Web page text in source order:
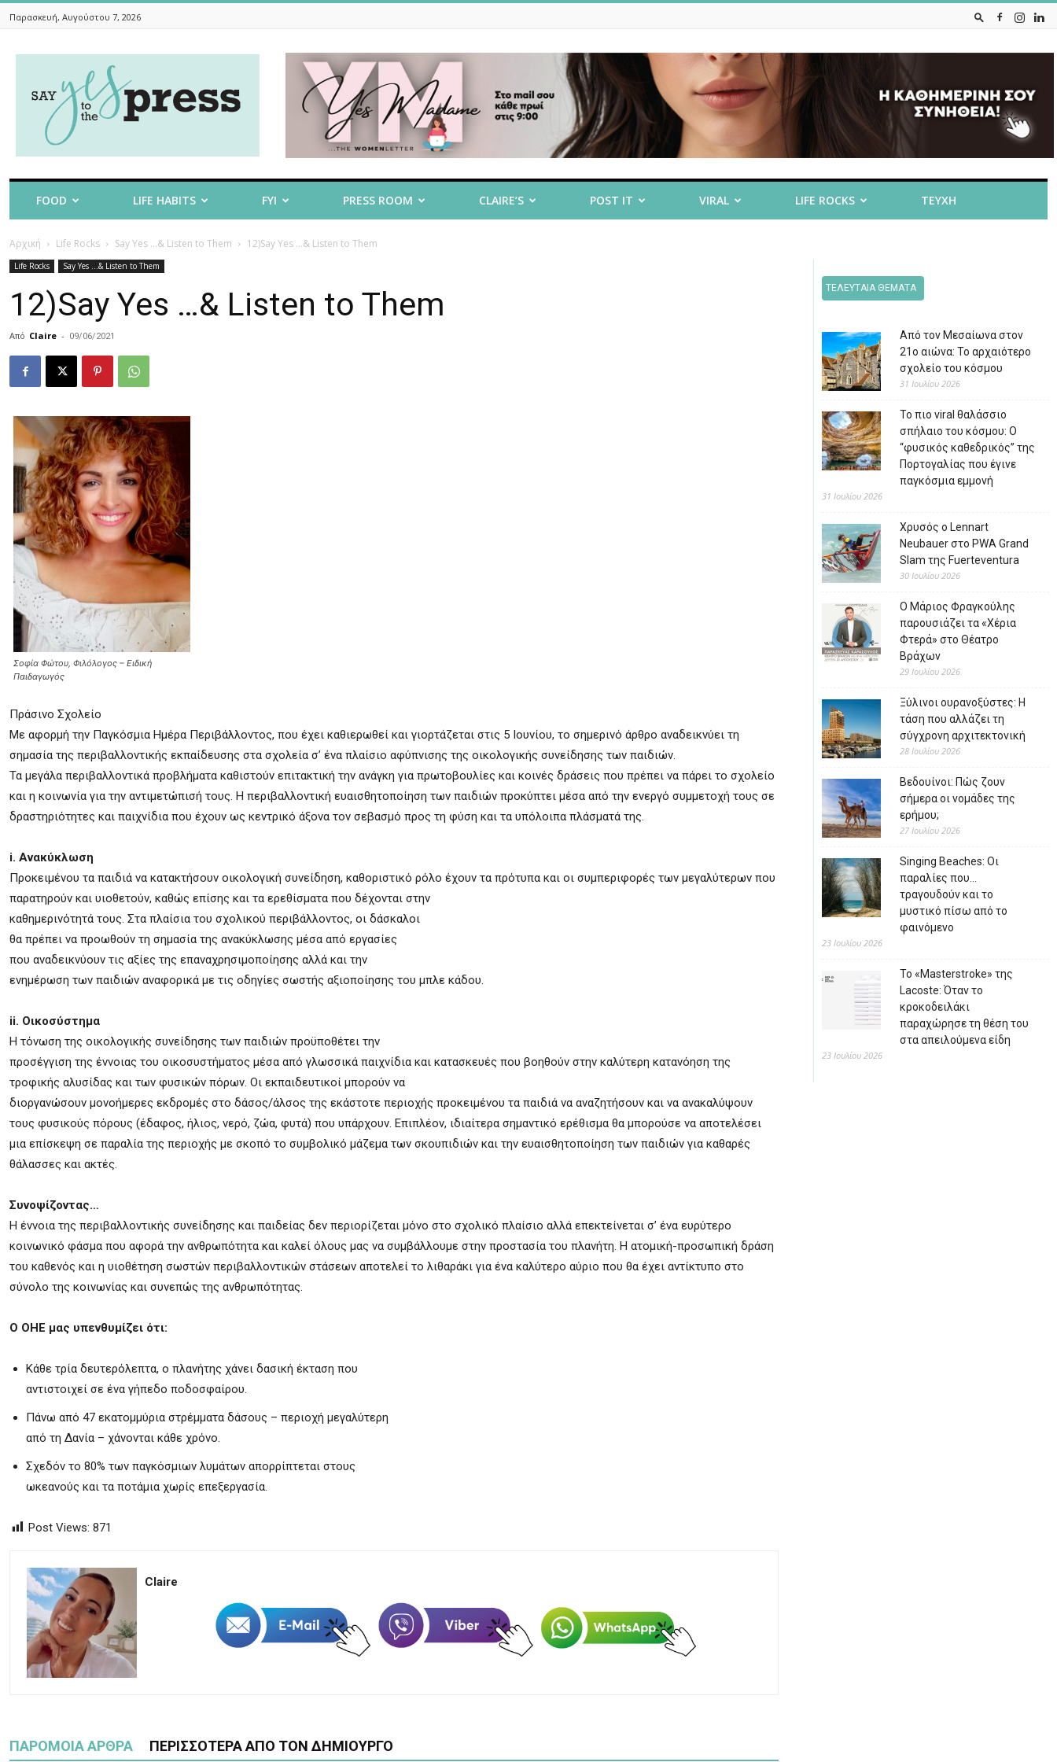
Παρασκευή, Αυγούστου 7, 2026
To
The
FOOD LIFE HABITS FYI PRESS ROOM CLAIRE’S POST IT VIRAL LIFE ROCKS ΤΕΥΧΗ
Αρχική Life Rocks Say Yes ...& Listen to Them 12)Say Yes …& Listen to Them
Life Rocks Say Yes ...& Listen to Them
12)Say Yes …& Listen to Them
Από Claire - 09/06/2021
Σοφία Φώτου, Φιλόλογος – Ειδική
Παιδαγωγός
Πράσινο Σχολείο
Με αφορμή την Παγκόσμια Ημέρα Περιβάλλοντος, που έχει καθιερωθεί και γιορτάζεται στις 5 Ιουνίου, το σημερινό άρθρο αναδεικνύει τη
σημασία της περιβαλλοντικής εκπαίδευσης στα σχολεία σ’ ένα πλαίσιο αφύπνισης της οικολογικής συνείδησης των παιδιών.
Τα μεγάλα περιβαλλοντικά προβλήματα καθιστούν επιτακτική την ανάγκη για πρωτοβουλίες και κοινές δράσεις που πρέπει να πάρει το σχολείο
και η κοινωνία για την αντιμετώπισή τους. Η περιβαλλοντική ευαισθητοποίηση των παιδιών προκύπτει μέσα από την ενεργό συμμετοχή τους σε
δραστηριότητες και παιχνίδια που έχουν ως κεντρικό άξονα τον σεβασμό προς τη φύση και τα υπόλοιπα πλάσματά της.
i. Ανακύκλωση
Προκειμένου τα παιδιά να κατακτήσουν οικολογική συνείδηση, καθοριστικό ρόλο έχουν τα πρότυπα και οι συμπεριφορές των μεγαλύτερων που
παρατηρούν και υιοθετούν, καθώς επίσης και τα ερεθίσματα που δέχονται στην
καθημερινότητά τους. Στα πλαίσια του σχολικού περιβάλλοντος, οι δάσκαλοι
θα πρέπει να προωθούν τη σημασία της ανακύκλωσης μέσα από εργασίες
που αναδεικνύουν τις αξίες της επαναχρησιμοποίησης αλλά και την
ενημέρωση των παιδιών αναφορικά με τις οδηγίες σωστής αξιοποίησης του μπλε κάδου.
ii. Οικοσύστημα
Η τόνωση της οικολογικής συνείδησης των παιδιών προϋποθέτει την
προσέγγιση της έννοιας του οικοσυστήματος μέσα από γλωσσικά παιχνίδια και κατασκευές που βοηθούν στην καλύτερη κατανόηση της
τροφικής αλυσίδας και των φυσικών πόρων. Οι εκπαιδευτικοί μπορούν να
διοργανώσουν μονοήμερες εκδρομές στο δάσος/άλσος της εκάστοτε περιοχής προκειμένου τα παιδιά να αναζητήσουν και να ανακαλύψουν
τους φυσικούς πόρους (έδαφος, ήλιος, νερό, ζώα, φυτά) που υπάρχουν. Επιπλέον, ιδιαίτερα σημαντικό ερέθισμα θα μπορούσε να αποτελέσει
μια επίσκεψη σε παραλία της περιοχής με σκοπό το συμβολικό μάζεμα των σκουπιδιών και την ευαισθητοποίηση των παιδιών για καθαρές
θάλασσες και ακτές.
Συνοψίζοντας…
Η έννοια της περιβαλλοντικής συνείδησης και παιδείας δεν περιορίζεται μόνο στο σχολικό πλαίσιο αλλά επεκτείνεται σ’ ένα ευρύτερο
κοινωνικό φάσμα που αφορά την ανθρωπότητα και καλεί όλους μας να συμβάλλουμε στην προστασία του πλανήτη. Η ατομική-προσωπική δράση
του καθενός και η υιοθέτηση σωστών περιβαλλοντικών στάσεων αποτελεί το λιθαράκι για ένα καλύτερο αύριο που θα έχει αντίκτυπο στο
σύνολο της κοινωνίας και συνεπώς της ανθρωπότητας.
Ο ΟΗΕ μας υπενθυμίζει ότι:
Κάθε τρία δευτερόλεπτα, ο πλανήτης χάνει δασική έκταση που
αντιστοιχεί σε ένα γήπεδο ποδοσφαίρου.
Πάνω από 47 εκατομμύρια στρέμματα δάσους – περιοχή μεγαλύτερη
από τη Δανία – χάνονται κάθε χρόνο.
Σχεδόν το 80% των παγκόσμιων λυμάτων απορρίπτεται στους
ωκεανούς και τα ποτάμια χωρίς επεξεργασία.
Post Views: 871
Claire
ΠΑΡΟΜΟΙΑ ΑΡΘΡΑ ΠΕΡΙΣΣΟΤΕΡΑ ΑΠΟ ΤΟΝ ΔΗΜΙΟΥΡΓΟ
ΤΕΛΕΥΤΑΙΑ ΘΕΜΑΤΑ
Από τον Μεσαίωνα στον
21ο αιώνα: Το αρχαιότερο
σχολείο του κόσμου
31 Ιουλίου 2026
Το πιο viral θαλάσσιο
σπήλαιο του κόσμου: Ο
“φυσικός καθεδρικός” της
Πορτογαλίας που έγινε
παγκόσμια εμμονή
31 Ιουλίου 2026
Χρυσός ο Lennart
Neubauer στο PWA Grand
Slam της Fuerteventura
30 Ιουλίου 2026
Ο Μάριος Φραγκούλης
παρουσιάζει τα «Χέρια
Φτερά» στο Θέατρο
Βράχων
29 Ιουλίου 2026
Ξύλινοι ουρανοξύστες: Η
τάση που αλλάζει τη
σύγχρονη αρχιτεκτονική
28 Ιουλίου 2026
Βεδουίνοι: Πώς ζουν
σήμερα οι νομάδες της
ερήμου;
27 Ιουλίου 2026
Singing Beaches: Οι
παραλίες που…
τραγουδούν και το
μυστικό πίσω από το
φαινόμενο
23 Ιουλίου 2026
Το «Masterstroke» της
Lacoste: Όταν το
κροκοδειλάκι
παραχώρησε τη θέση του
στα απειλούμενα είδη
23 Ιουλίου 2026